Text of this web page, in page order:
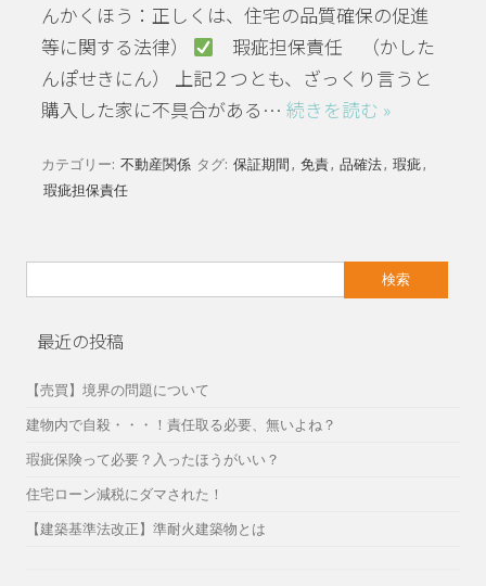
んかくほう：正しくは、住宅の品質確保の促進
等に関する法律）
瑕疵担保責任 （かした
んぽせきにん） 上記２つとも、ざっくり言うと
購入した家に不具合がある… 続きを読む »
カテゴリー: 不動産関係 タグ: 保証期間 , 免責, 品確法, 瑕疵,
瑕疵担保責任
索:
最近の投稿
【売買】境界の問題について
建物内で自殺・・・！責任取る必要、無いよね？
瑕疵保険って必要？入ったほうがいい？
住宅ローン減税にダマされた！
【建築基準法改正】準耐火建築物とは